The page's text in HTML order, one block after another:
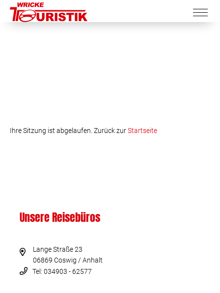
Ihre Sitzung ist abgelaufen. Zurück zurStartseite
Unsere Reisebüros
Lange Straße 23
06869 Coswig / Anhalt
Tel: 034903 - 62577